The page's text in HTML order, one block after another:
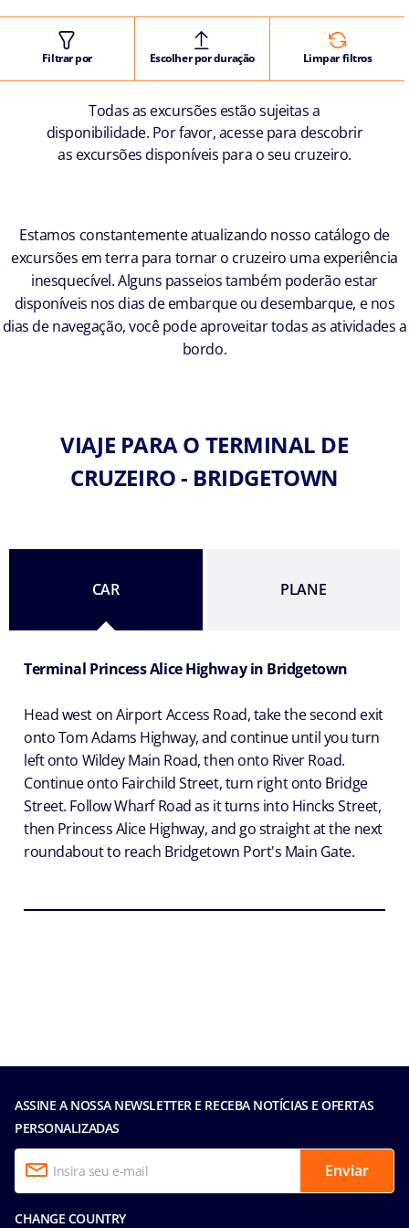
Filtrar por Escolher por duração Limpar filtros
Todas as excursões estão sujeitas a
disponibilidade. Por favor, acesse para descobrir
as excursões disponíveis para o seu cruzeiro.
Estamos constantemente atualizando nosso catálogo de
excursões em terra para tornar o cruzeiro uma experiência
inesquecível. Alguns passeios também poderão estar
disponíveis nos dias de embarque ou desembarque, e nos
dias de navegação, você pode aproveitar todas as atividades a
bordo.
VIAJE PARA O TERMINAL DE
CRUZEIRO - BRIDGETOWN
CAR PLANE
Terminal Princess Alice Highway in Bridgetown
Head west on Airport Access Road, take the second exit
onto Tom Adams Highway, and continue until you turn
left onto Wildey Main Road, then onto River Road.
Continue onto Fairchild Street, turn right onto Bridge
Street. Follow Wharf Road as it turns into Hincks Street,
then Princess Alice Highway, and go straight at the next
roundabout to reach Bridgetown Port's Main Gate.
ASSINE A NOSSA NEWSLETTER E RECEBA NOTÍCIAS E OFERTAS
PERSONALIZADAS
Enviar
CHANGE COUNTRY